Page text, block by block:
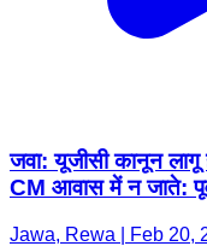
जवा: यूजीसी कानून लागू
CM आवास में न जाते:
Jawa, Rewa | Feb 20,